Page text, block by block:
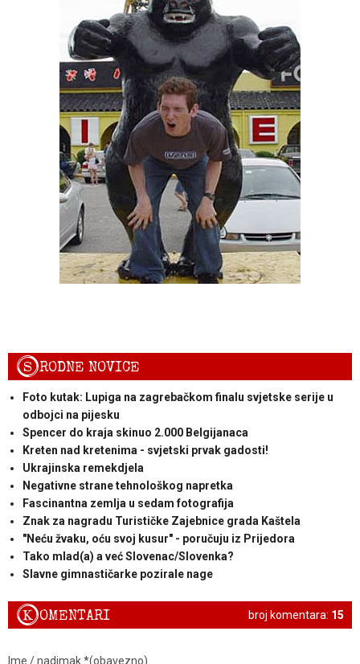
SRODNE NOVICE
Foto kutak: Lupiga na zagrebačkom finalu svjetske serije u
odbojci na pijesku
Spencer do kraja skinuo 2.000 Belgijanaca
Kreten nad kretenima - svjetski prvak gadosti!
Ukrajinska remekdjela
Negativne strane tehnološkog napretka
Fascinantna zemlja u sedam fotografija
Znak za nagradu Turističke Zajebnice grada Kaštela
"Neću žvaku, oću svoj kusur" - poručuju iz Prijedora
Tako mlad(a) a već Slovenac/Slovenka?
Slavne gimnastičarke pozirale nage
broj komentara: 15
KOMENTARI
Ime / nadimak *(obavezno)